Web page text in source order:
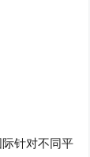
针对不同平